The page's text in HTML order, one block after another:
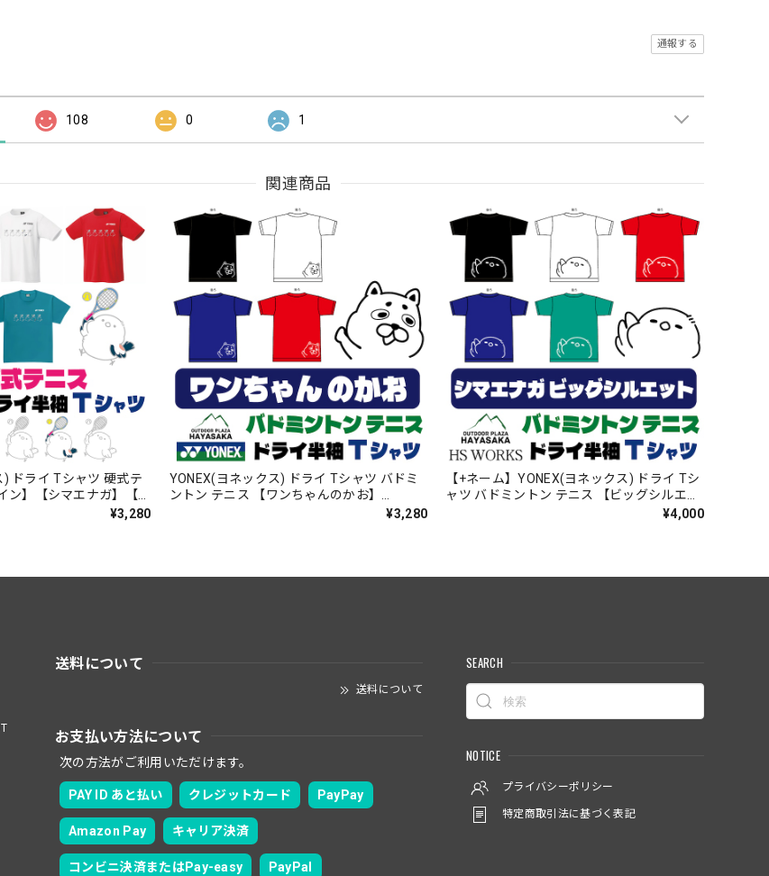
通報する
108 0 1
関連商品
) ドライ Tシャツ 硬式テ
ン】【シマエナガ】【ス
】【LINE-27】【送料無
¥3,280
YONEX(ヨネックス) ドライ Tシャツ バドミ
ントン テニス 【ワンちゃんのかお】
¥3,280
【+ネーム】YONEX(ヨネックス) ドライ Tシ
ャツ バドミントン テニス 【ビッグシルエッ
ト】【シマエナガのかお】【16500】【送料
¥4,000
送料について
送料について
お支払い方法について
次の方法がご利用いただけます。
PAY ID あと払い クレジットカード PayPay
Amazon Pay キャリア決済
コンビニ決済またはPay-easy PayPal
SEARCH
NOTICE
プライバシーポリシー
特定商取引法に基づく表記